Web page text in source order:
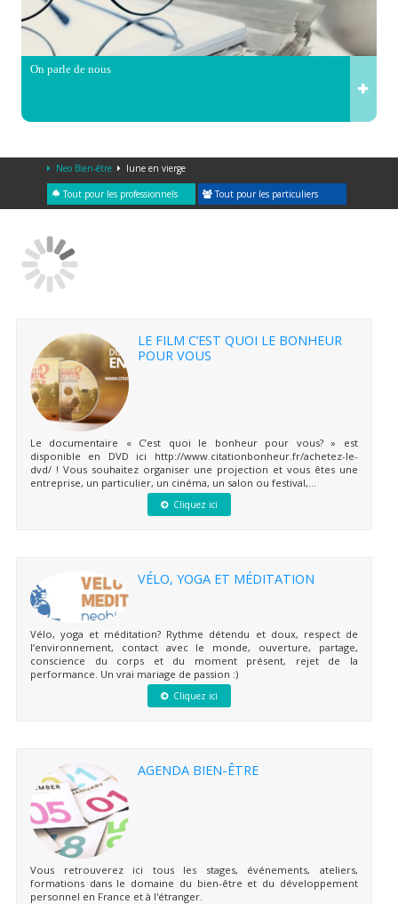
On parle de nous
Neo Bien-être lune en vierge
Tout pour les professionnels Tout pour les particuliers
LE FILM C’EST QUOI LE BONHEUR
POUR VOUS
Le documentaire « C’est quoi le bonheur pour vous? » est
disponible en DVD ici http://www.citationbonheur.fr/achetez-le-
dvd/ ! Vous souhaitez organiser une projection et vous êtes une
entreprise, un particulier, un cinéma, un salon ou festival,...
Cliquez ici
VÉLO, YOGA ET MÉDITATION
Vélo, yoga et méditation? Rythme détendu et doux, respect de
l’environnement, contact avec le monde, ouverture, partage,
conscience du corps et du moment présent, rejet de la
performance. Un vrai mariage de passion :)
Cliquez ici
AGENDA BIEN-ÊTRE
Vous retrouverez ici tous les stages, événements, ateliers,
formations dans le domaine du bien-être et du développement
personnel en France et à l'étranger.